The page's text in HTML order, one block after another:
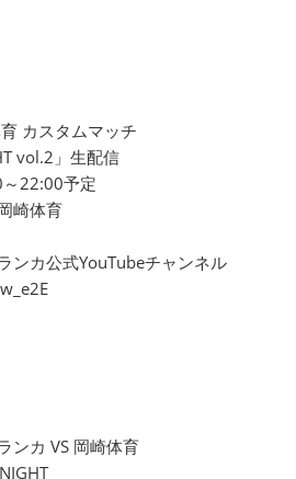
カスタムマッチ
vol.2」生配信
22:00予定
崎体育
ンカ公式YouTubeチャンネル
ンカ VS 岡崎体育